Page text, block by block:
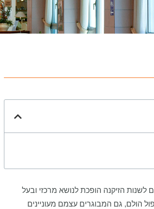
הזיקנה הופכת לנושא מרכזי ובעל
הולם, גם המבוגרים עצמם מעוניינים